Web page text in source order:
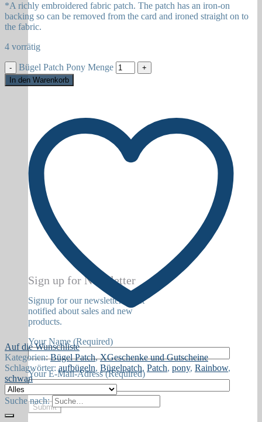
Sign up for Newsletter
Signup for our newsletter to get
notified about sales and new
products.
Your Name (Required)
Your E-Mail-Adress (Required)
*A richly embroidered fabric patch. The patch has an iron-on
backing so can be removed from the card and ironed straight on to
the fabric.
4 vorrätig
Bügel Patch Pony Menge
In den Warenkorb
Auf die Wunschliste
Kategorien:Bügel Patch,XGeschenke und Gutscheine
Schlagwörter: aufbügeln, Bügelpatch, Patch, pony, Rainbow,
schwan
Suche nach: